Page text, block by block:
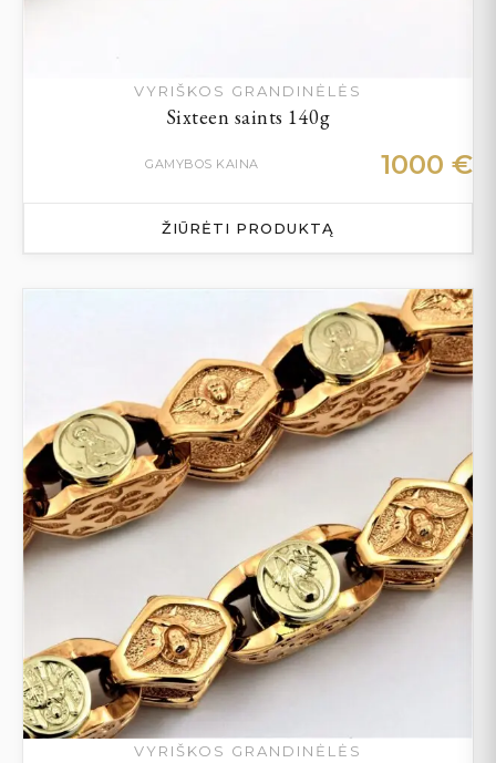
VYRIŠKOS GRANDINĖLĖS
Sixteen saints 140g
GAMYBOS KAINA 1000 €
ŽIŪRĖTI PRODUKTĄ
VYRIŠKOS GRANDINĖLĖS